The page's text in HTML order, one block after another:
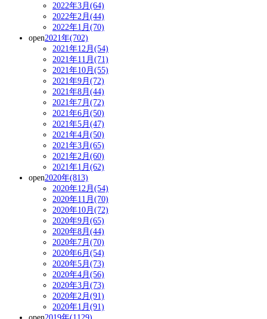
2022年3月(64)
2022年2月(44)
2022年1月(70)
open2021年(702)
2021年12月(54)
2021年11月(71)
2021年10月(55)
2021年9月(72)
2021年8月(44)
2021年7月(72)
2021年6月(50)
2021年5月(47)
2021年4月(50)
2021年3月(65)
2021年2月(60)
2021年1月(62)
open2020年(813)
2020年12月(54)
2020年11月(70)
2020年10月(72)
2020年9月(65)
2020年8月(44)
2020年7月(70)
2020年6月(54)
2020年5月(73)
2020年4月(56)
2020年3月(73)
2020年2月(91)
2020年1月(91)